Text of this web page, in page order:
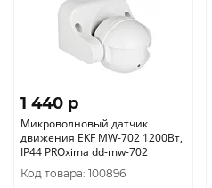
1 440 p
Микроволновый датчик
движения EKF MW-702 1200Вт,
IP44 PROxima dd-mw-702
Код товара: 100896